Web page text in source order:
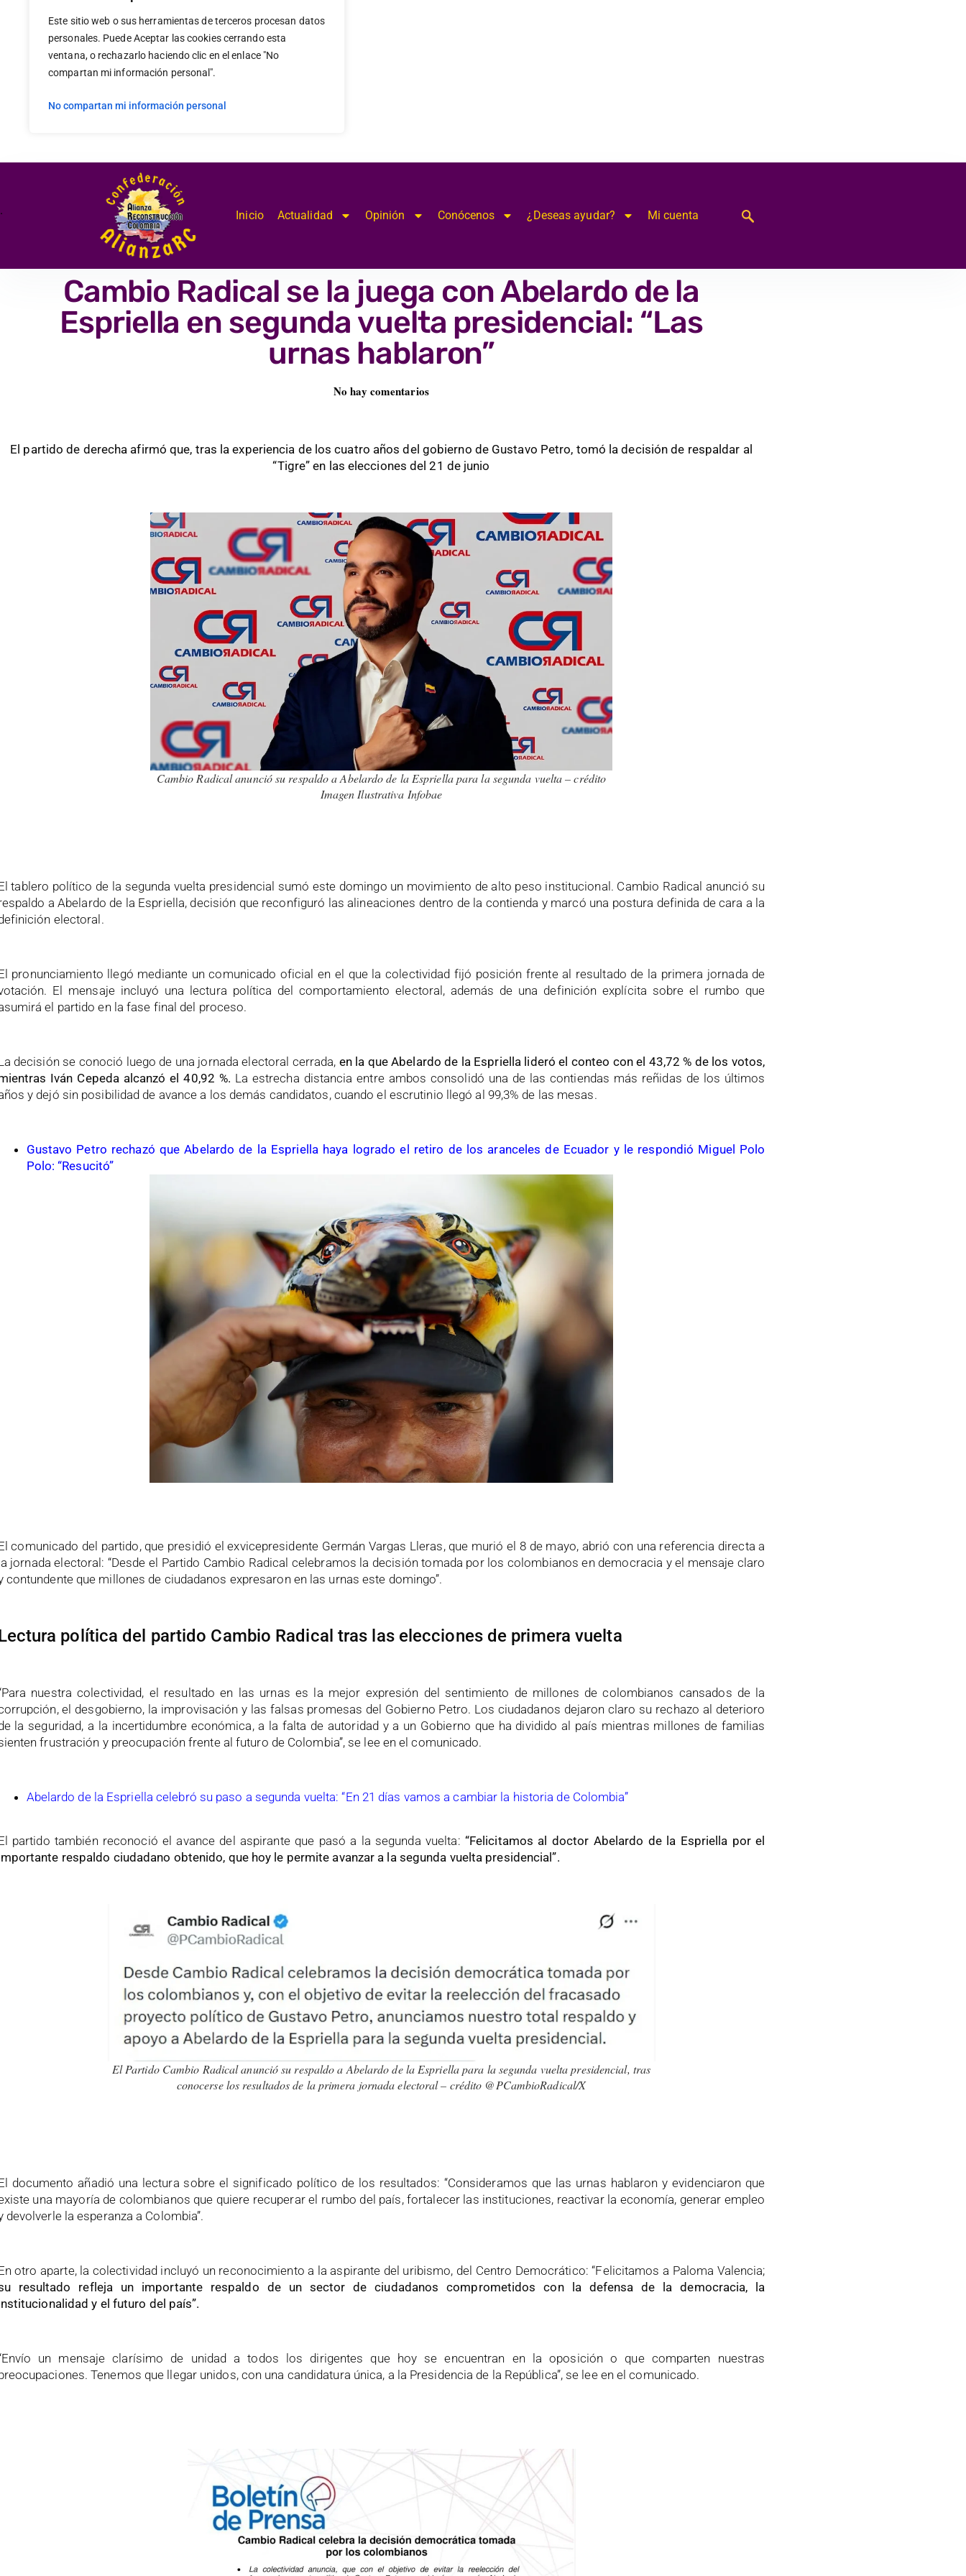
Este sitio web o sus herramientas de terceros procesan datos
personales. Puede Aceptar las cookies cerrando esta
ventana, o rechazarlo haciendo clic en el enlace "No
compartan mi información personal".
No compartan mi información personal
. Inicio Actualidad Opinión Conócenos ¿Deseas ayudar? Mi cuenta
Cambio Radical se la juega con Abelardo de la
Espriella en segunda vuelta presidencial: “Las
urnas hablaron”
No hay comentarios
El partido de derecha afirmó que, tras la experiencia de los cuatro años del gobierno de Gustavo Petro, tomó la decisión de respaldar al
“Tigre” en las elecciones del 21 de junio
Cambio Radical anunció su respaldo a Abelardo de la Espriella para la segunda vuelta – crédito
Imagen Ilustrativa Infobae
tablero político de la segunda vuelta presidencial sumó este domingo un movimiento de alto peso institucional. Cambio Radical anunció su
a Abelardo de la Espriella, decisión que reconfiguró las alineaciones dentro de la contienda y marcó una postura definida de cara a la
electoral.
pronunciamiento llegó mediante un comunicado oficial en el que la colectividad fijó posición frente al resultado de la primera jornada de
El mensaje incluyó una lectura política del comportamiento electoral, además de una definición explícita sobre el rumbo que
el partido en la fase final del proceso.
decisión se conoció luego de una jornada electoral cerrada, en la que Abelardo de la Espriella lideró el conteo con el 43,72 % de los votos,
Iván Cepeda alcanzó el 40,92 %. La estrecha distancia entre ambos consolidó una de las contiendas más reñidas de los últimos
y dejó sin posibilidad de avance a los demás candidatos, cuando el escrutinio llegó al 99,3% de las mesas.
Gustavo Petro rechazó que Abelardo de la Espriella haya logrado el retiro de los aranceles de Ecuador y le respondió Miguel Polo
Polo: “Resucitó”
comunicado del partido, que presidió el exvicepresidente Germán Vargas Lleras, que murió el 8 de mayo, abrió con una referencia directa a
jornada electoral: “Desde el Partido Cambio Radical celebramos la decisión tomada por los colombianos en democracia y el mensaje claro
contundente que millones de ciudadanos expresaron en las urnas este domingo”.
política del partido Cambio Radical tras las elecciones de primera vuelta
nuestra colectividad, el resultado en las urnas es la mejor expresión del sentimiento de millones de colombianos cansados de la
el desgobierno, la improvisación y las falsas promesas del Gobierno Petro. Los ciudadanos dejaron claro su rechazo al deterioro
la seguridad, a la incertidumbre económica, a la falta de autoridad y a un Gobierno que ha dividido al país mientras millones de familias
frustración y preocupación frente al futuro de Colombia”, se lee en el comunicado.
Abelardo de la Espriella celebró su paso a segunda vuelta: “En 21 días vamos a cambiar la historia de Colombia”
partido también reconoció el avance del aspirante que pasó a la segunda vuelta: “Felicitamos al doctor Abelardo de la Espriella por el
respaldo ciudadano obtenido, que hoy le permite avanzar a la segunda vuelta presidencial”.
El Partido Cambio Radical anunció su respaldo a Abelardo de la Espriella para la segunda vuelta presidencial, tras
conocerse los resultados de la primera jornada electoral – crédito @PCambioRadical/X
documento añadió una lectura sobre el significado político de los resultados: “Consideramos que las urnas hablaron y evidenciaron que
una mayoría de colombianos que quiere recuperar el rumbo del país, fortalecer las instituciones, reactivar la economía, generar empleo
devolverle la esperanza a Colombia”.
otro aparte, la colectividad incluyó un reconocimiento a la aspirante del uribismo, del Centro Democrático: “Felicitamos a Paloma Valencia;
resultado refleja un importante respaldo de un sector de ciudadanos comprometidos con la defensa de la democracia, la
y el futuro del país”.
un mensaje clarísimo de unidad a todos los dirigentes que hoy se encuentran en la oposición o que comparten nuestras
Tenemos que llegar unidos, con una candidatura única, a la Presidencia de la República”, se lee en el comunicado.